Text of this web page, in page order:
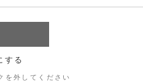
する
を外してください